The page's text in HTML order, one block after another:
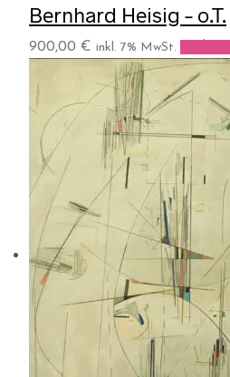
Bernhard Heisig – o.T.
900,00 € inkl. 7% MwSt.